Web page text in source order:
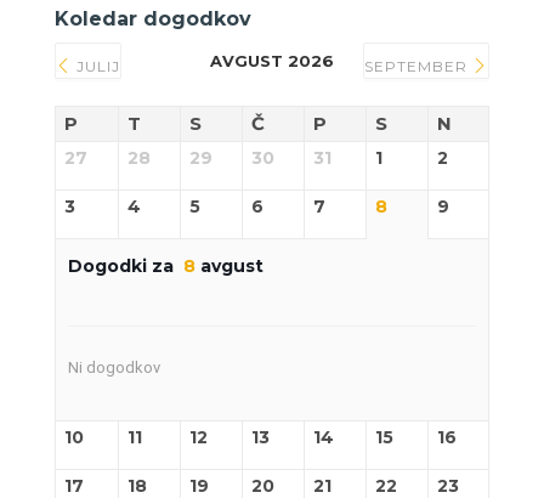
Koledar dogodkov
JULIJ AVGUST 2026 SEPTEMBER
P T S Č P S N
27 28 29 30 31 1 2
3 4 5 6 7 8 9
Dogodki za 8avgust
Ni dogodkov
10 11 12 13 14 15 16
17 18 19 20 21 22 23